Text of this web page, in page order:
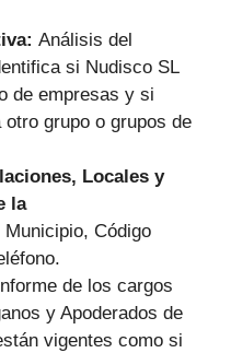
Análisis del
si Nudisco SL
de empresas y si
grupo o grupos de
Locales y
la
Código
de los cargos
y Apoderados de
vigentes como si